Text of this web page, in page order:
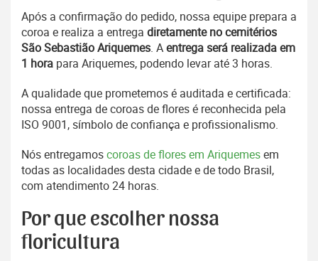
Após a confirmação do pedido, nossa equipe prepara a
coroa e realiza a entrega diretamente no cemitérios
São Sebastião Ariquemes. Aentrega será realizada em
1 hora para Ariquemes, podendo levar até 3 horas.
A qualidade que prometemos é auditada e certificada:
nossa entrega de coroas de flores é reconhecida pela
ISO 9001, símbolo de confiança e profissionalismo.
Nós entregamoscoroas de flores em Ariquemesem
todas as localidades desta cidade e de todo Brasil,
com atendimento 24 horas.
Por que escolher nossa
floricultura